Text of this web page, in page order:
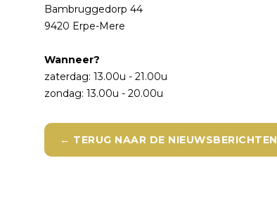
Bambruggedorp 44
9420 Erpe-Mere
Wanneer?
zaterdag: 13.00u - 21.00u
zondag: 13.00u - 20.00u
← TERUG NAAR DE NIEUWSBERICHTEN